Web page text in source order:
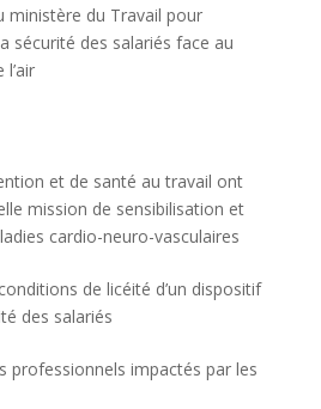
ministère du Travail pour
sécurité des salariés face au
et de santé au travail ont
mission de sensibilisation et
cardio-neuro-vasculaires
de licéité d’un dispositif
des salariés
professionnels impactés par les